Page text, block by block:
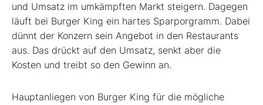
und Umsatz im umkämpften Markt steigern. Dagegen
läuft bei Burger King ein hartes Sparporgramm. Dabei
dünnt der Konzern sein Angebot in den Restaurants
aus. Das drückt auf den Umsatz, senkt aber die
Kosten und treibt so den Gewinn an.
Hauptanliegen von Burger King für die mögliche